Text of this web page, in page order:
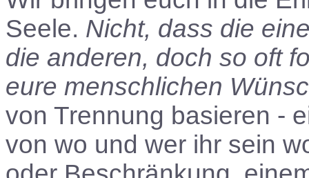
Seele. Nicht, dass die
die anderen, doch so oft
eure menschlichen
von Trennung basieren -
von wo und wer ihr sein